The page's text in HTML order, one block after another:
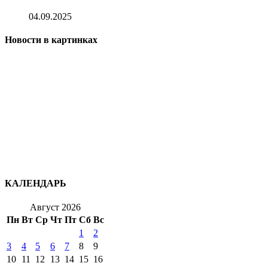
04.09.2025
Новости в картинках
КАЛЕНДАРЬ
Август 2026
Пн Вт Ср Чт Пт Сб Вс
1
2
3
4 5 6 7 8
9
10 11 12 13 14 15 16